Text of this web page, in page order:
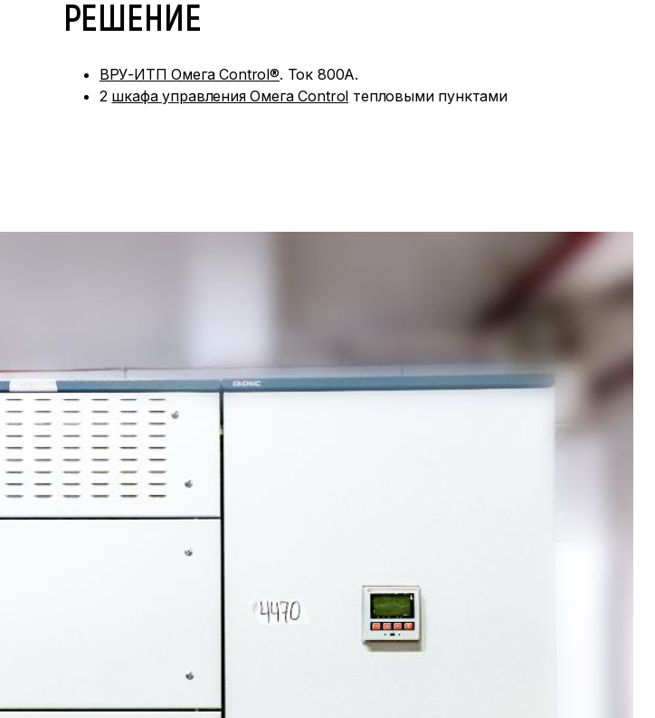
РЕШЕНИЕ
ВРУ-ИТП Омега Control®. Ток 800А.
2 шкафа управления Омега Control тепловыми пунктами